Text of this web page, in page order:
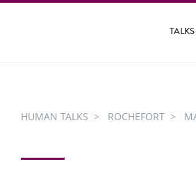
TALKS
HUMAN TALKS ROCHEFORT